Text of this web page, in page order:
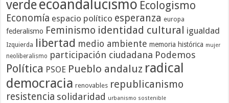
verdeecoandalucismo Ecologismo
Economía espacio político esperanza europa
federalismo Feminismo identidad cultural igualdad
Izquierda libertad medio ambiente memoria histórica mujer
neoliberalismo participación ciudadana Podemos
Política PSOE Pueblo andaluz radical
democracia renovables republicanismo
resistencia solidaridad urbanismo sostenible